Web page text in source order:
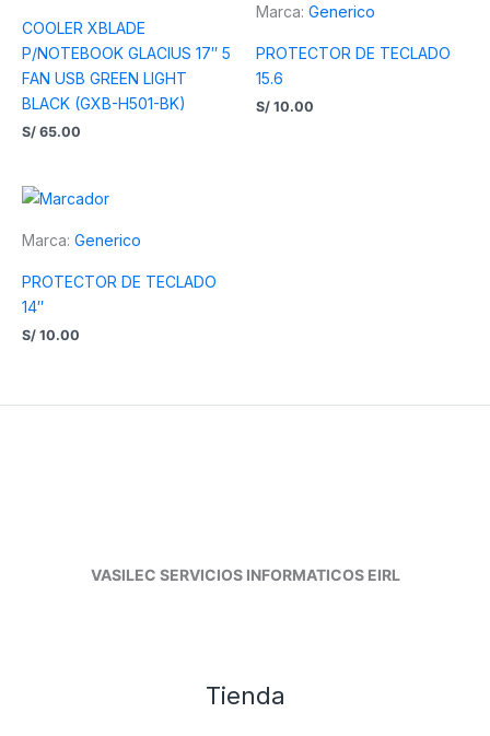
COOLER XBLADE
P/NOTEBOOK GLACIUS 17″ 5
FAN USB GREEN LIGHT
BLACK (GXB-H501-BK)
S/ 65.00
Marca: Generico
PROTECTOR DE TECLADO
15.6
S/ 10.00
Marca: Generico
PROTECTOR DE TECLADO
14″
S/ 10.00
VASILEC SERVICIOS INFORMATICOS EIRL
Tienda